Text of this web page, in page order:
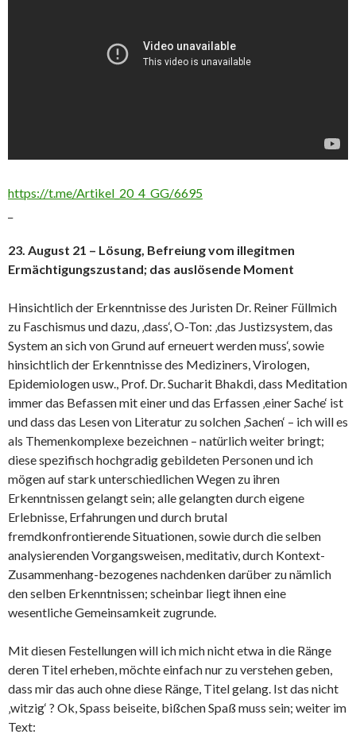
https://t.me/Artikel_20_4_GG/6695
23. August 21 – Lösung, Befreiung vom illegitmen
Ermächtigungszustand; das auslösende Moment
Hinsichtlich der Erkenntnisse des Juristen Dr. Reiner Füllmich
zu Faschismus und dazu, ‚dass‘, O-Ton: ‚das Justizsystem, das
System an sich von Grund auf erneuert werden muss‘, sowie
hinsichtlich der Erkenntnisse des Mediziners, Virologen,
Epidemiologen usw., Prof. Dr. Sucharit Bhakdi, dass Meditation
immer das Befassen mit einer und das Erfassen ‚einer Sache‘ ist
und dass das Lesen von Literatur zu solchen ‚Sachen‘ – ich will es
als Themenkomplexe bezeichnen – natürlich weiter bringt;
diese spezifisch hochgradig gebildeten Personen und ich
mögen auf stark unterschiedlichen Wegen zu ihren
Erkenntnissen gelangt sein; alle gelangten durch eigene
Erlebnisse, Erfahrungen und durch brutal
fremdkonfrontierende Situationen, sowie durch die selben
analysierenden Vorgangsweisen, meditativ, durch Kontext-
Zusammenhang-bezogenes nachdenken darüber zu nämlich
den selben Erkenntnissen; scheinbar liegt ihnen eine
wesentliche Gemeinsamkeit zugrunde.
Mit diesen Festellungen will ich mich nicht etwa in die Ränge
deren Titel erheben, möchte einfach nur zu verstehen geben,
dass mir das auch ohne diese Ränge, Titel gelang. Ist das nicht
‚witzig‘ ? Ok, Spass beiseite, bißchen Spaß muss sein; weiter im
Text: